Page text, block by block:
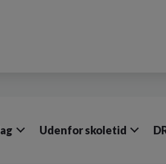
Udenfor skoletid